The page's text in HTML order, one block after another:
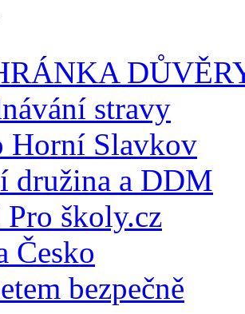
stravy
Horní Slavkov
družina a DDM
Pro školy.cz
Česko
bezpečně